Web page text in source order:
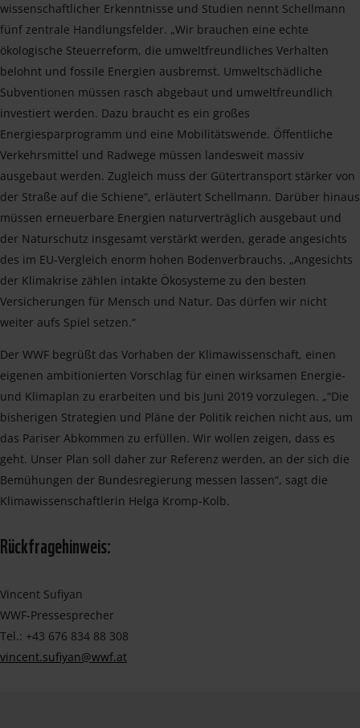
wissenschaftlicher Erkenntnisse und Studien nennt Schellmann
fünf zentrale Handlungsfelder. „Wir brauchen eine echte
ökologische Steuerreform, die umweltfreundliches Verhalten
belohnt und fossile Energien ausbremst. Umweltschädliche
Subventionen müssen rasch abgebaut und umweltfreundlich
investiert werden. Dazu braucht es ein großes
Energiesparprogramm und eine Mobilitätswende. Öffentliche
Verkehrsmittel und Radwege müssen landesweit massiv
ausgebaut werden. Zugleich muss der Gütertransport stärker von
der Straße auf die Schiene“, erläutert Schellmann. Darüber hinaus
müssen erneuerbare Energien naturverträglich ausgebaut und
der Naturschutz insgesamt verstärkt werden, gerade angesichts
des im EU-Vergleich enorm hohen Bodenverbrauchs. „Angesichts
der Klimakrise zählen intakte Ökosysteme zu den besten
Versicherungen für Mensch und Natur. Das dürfen wir nicht
weiter aufs Spiel setzen.“
Der WWF begrüßt das Vorhaben der Klimawissenschaft, einen
eigenen ambitionierten Vorschlag für einen wirksamen Energie-
und Klimaplan zu erarbeiten und bis Juni 2019 vorzulegen. „“Die
bisherigen Strategien und Pläne der Politik reichen nicht aus, um
das Pariser Abkommen zu erfüllen. Wir wollen zeigen, dass es
geht. Unser Plan soll daher zur Referenz werden, an der sich die
Bemühungen der Bundesregierung messen lassen“, sagt die
Klimawissenschaftlerin Helga Kromp-Kolb.
Rückfragehinweis:
Vincent Sufiyan
WWF-Pressesprecher
Tel.: +43 676 834 88 308
vincent.sufiyan@wwf.at